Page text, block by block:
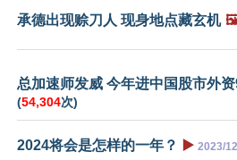
承德出现赊刀人 现身地点藏玄机
总加速师发威 今年进中国股市外
(54,304次)
2024将会是怎样的一年？ ▶️ 2023/